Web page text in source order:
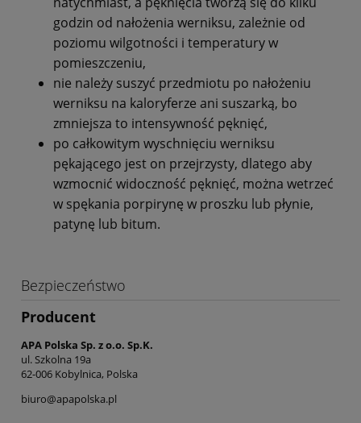
godzin od nałożenia werniksu, zależnie od
poziomu wilgotności i temperatury w
pomieszczeniu,
nie należy suszyć przedmiotu po nałożeniu
werniksu na kaloryferze ani suszarką, bo
zmniejsza to intensywność pęknięć,
po całkowitym wyschnięciu werniksu
pękającego jest on przejrzysty, dlatego aby
wzmocnić widoczność pęknięć, można wetrzeć
w spękania porpirynę w proszku lub płynie,
patynę lub bitum.
Bezpieczeństwo
Producent
APA Polska Sp. z o.o. Sp.K.
ul. Szkolna 19a
62-006 Kobylnica, Polska
biuro@apapolska.pl